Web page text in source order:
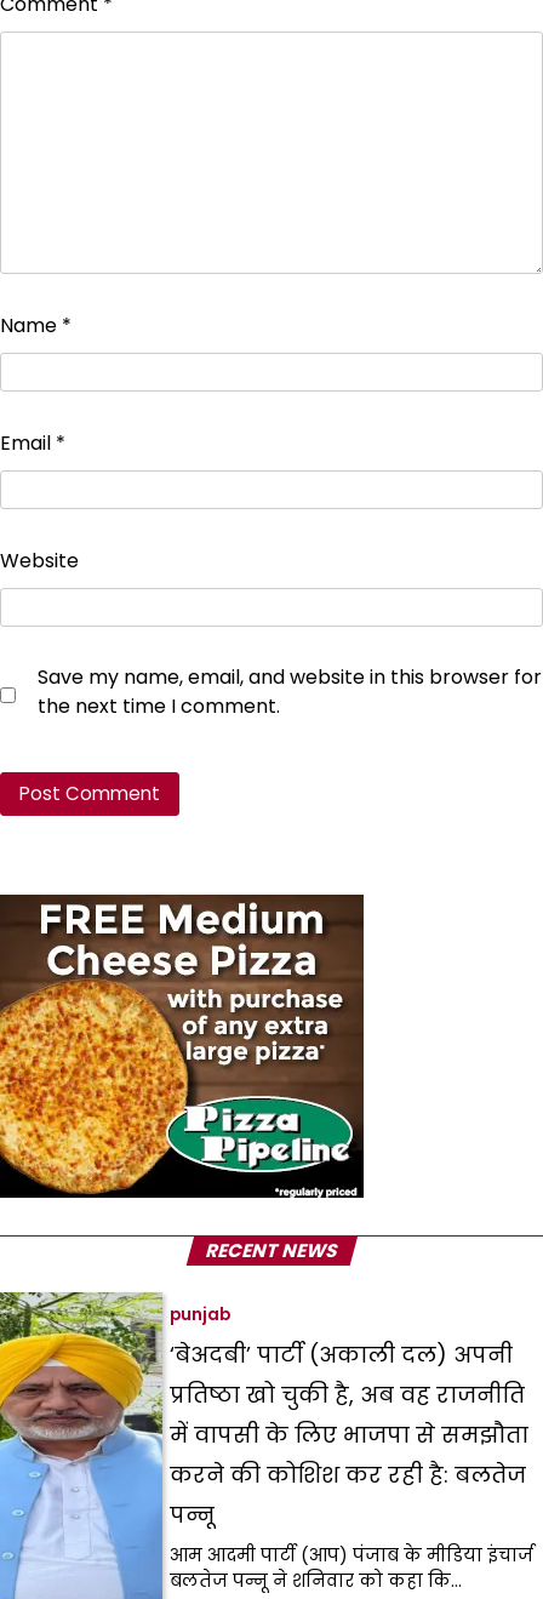
Name *
Email *
Website
Save my name, email, and website in this browser for
the next time I comment.
RECENT NEWS
punjab
‘बेअदबी’ पार्टी (अकाली दल) अपनी
प्रतिष्ठा खो चुकी है, अब वह राजनीति
में वापसी के लिए भाजपा से समझौता
करने की कोशिश कर रही है: बलतेज
पन्नू
आम आदमी पार्टी (आप) पंजाब के मीडिया इंचार्ज
बलतेज पन्नू ने शनिवार को कहा कि…